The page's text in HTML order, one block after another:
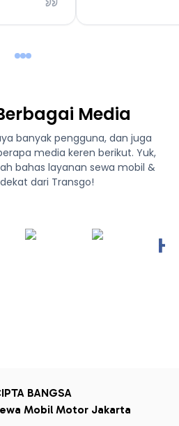
Media
banyak pengguna, dan juga
media keren berikut. Yuk,
bahas layanan sewa mobil &
dari Transgo!
BANGSA
Mobil Motor Jakarta